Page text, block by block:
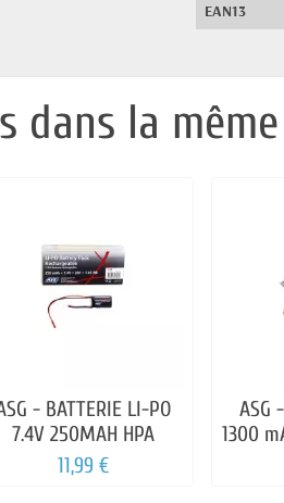
EAN13
dans la
- BATTERIE LI-PO
7.4V 250MAH HPA
11,99 €
ASG
1300